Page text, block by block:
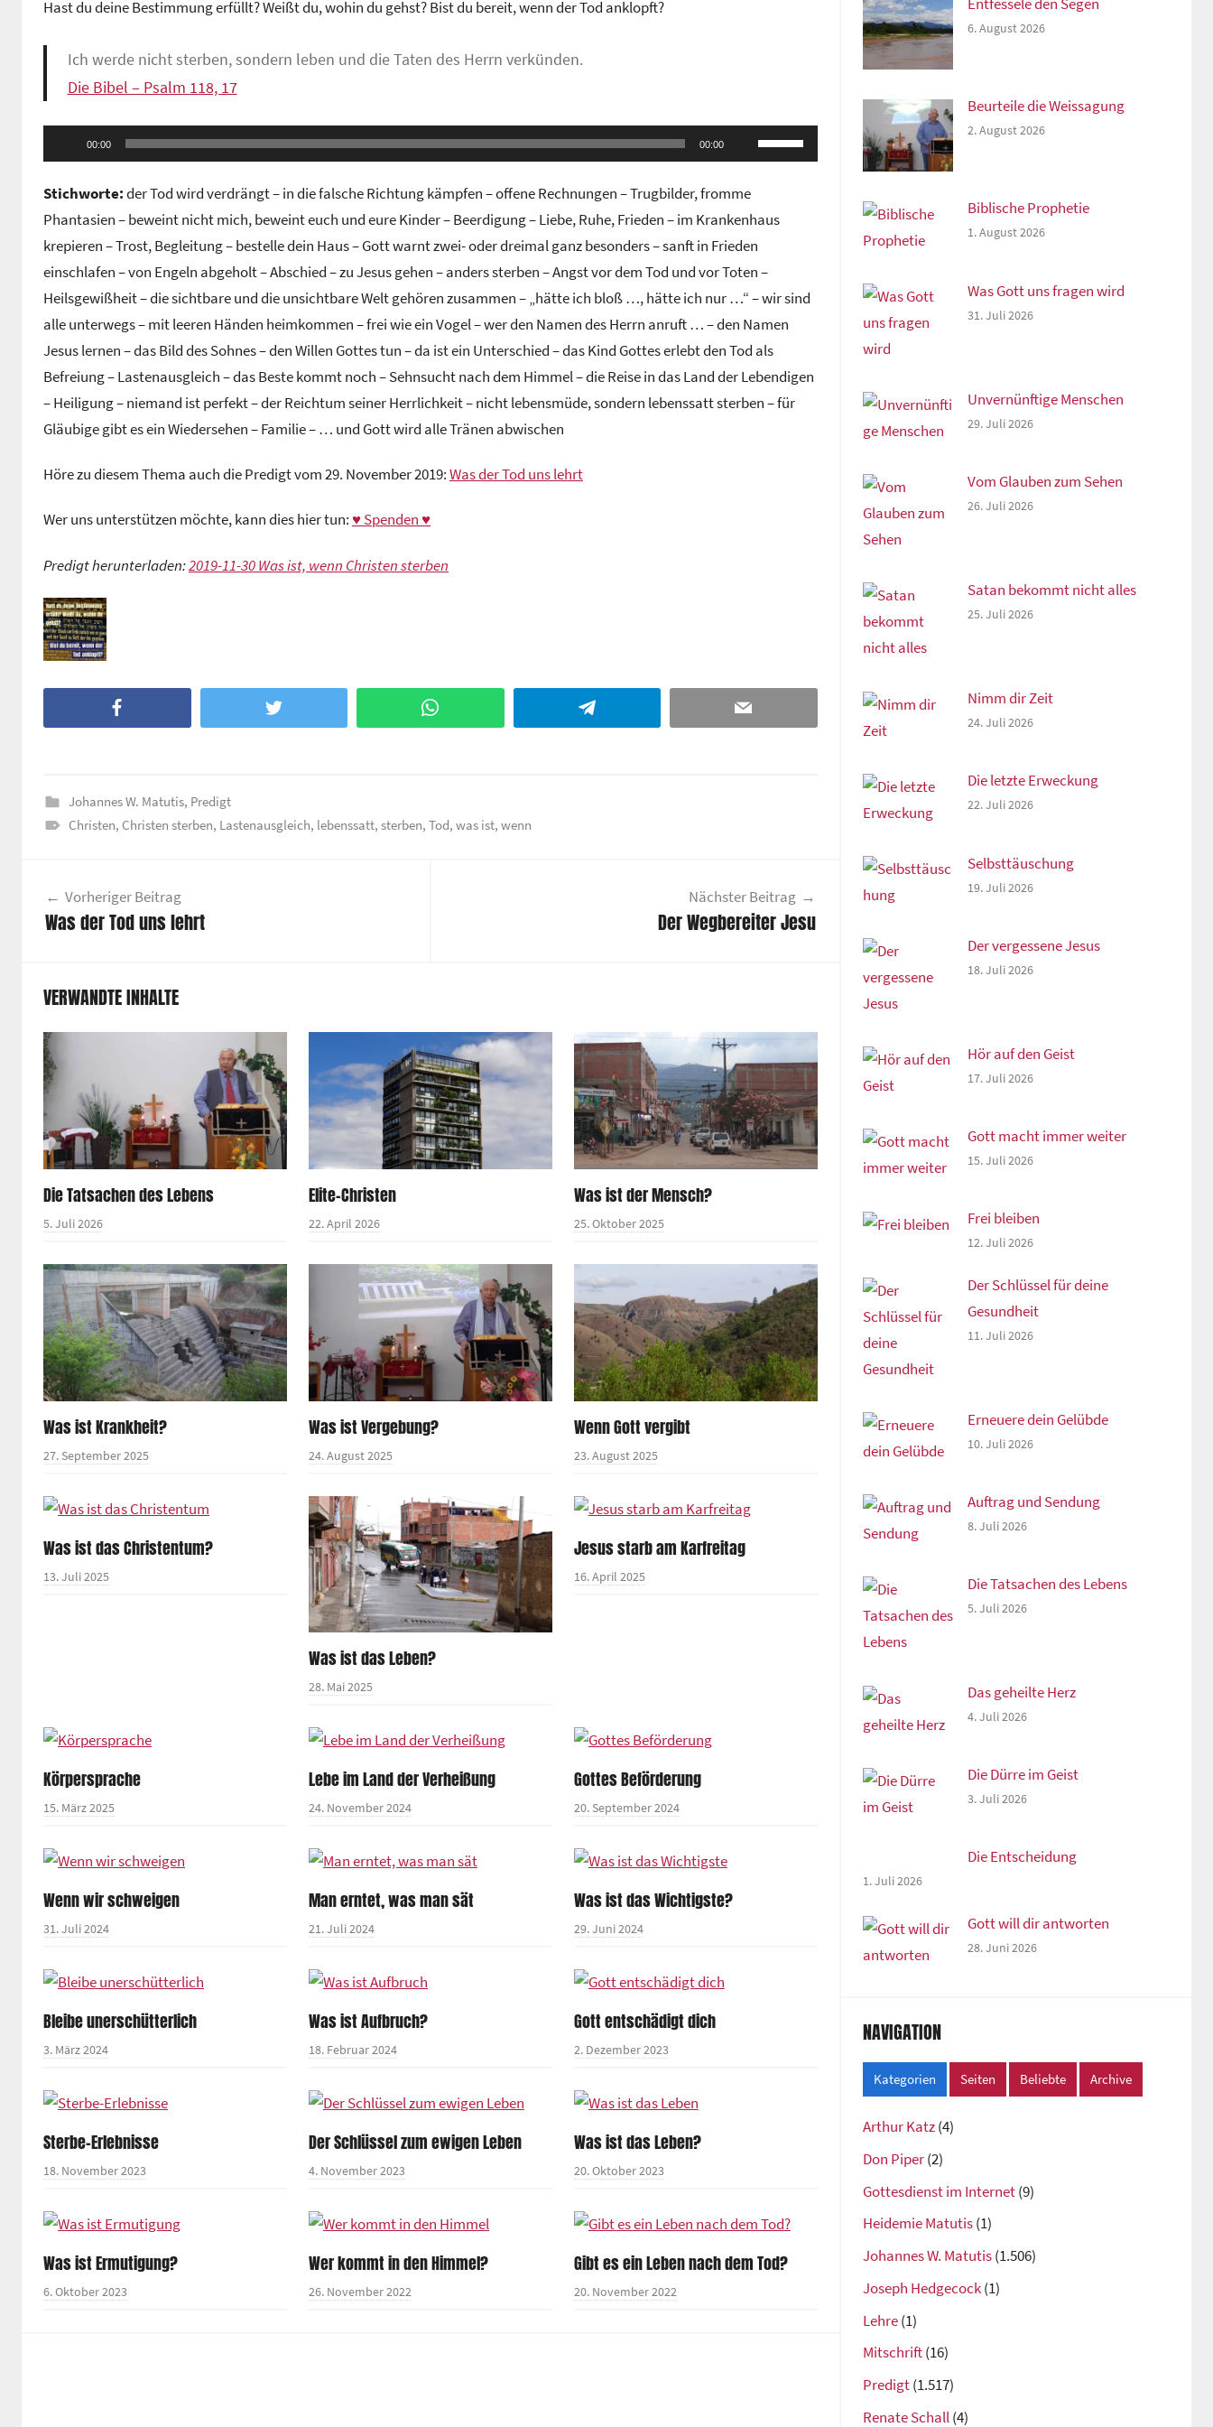
n
e
i
e
z
e
n
t
r
Hast du deine Bestimmung erfüllt? Weißt du, wohin du gehst? Bist du bereit, wenn der Tod anklopft?
Ich werde nicht sterben, sondern leben und die Taten des Herrn verkünden.
Die Bibel – Psalm 118, 17
Player
00:00 00:00
Pfeiltasten
Hoch/Runter
um
die
Lautstärke
zu
regeln.
Stichworte:der Tod wird verdrängt – in die falsche Richtung kämpfen – offene Rechnungen – Trugbilder, fromme
Phantasien – beweint nicht mich, beweint euch und eure Kinder – Beerdigung – Liebe, Ruhe, Frieden – im Krankenhaus
krepieren – Trost, Begleitung – bestelle dein Haus – Gott warnt zwei- oder dreimal ganz besonders – sanft in Frieden
einschlafen – von Engeln abgeholt – Abschied – zu Jesus gehen – anders sterben – Angst vor dem Tod und vor Toten –
Heilsgewißheit – die sichtbare und die unsichtbare Welt gehören zusammen – „hätte ich bloß …, hätte ich nur …“ – wir sind
alle unterwegs – mit leeren Händen heimkommen – frei wie ein Vogel – wer den Namen des Herrn anruft … – den Namen
Jesus lernen – das Bild des Sohnes – den Willen Gottes tun – da ist ein Unterschied – das Kind Gottes erlebt den Tod als
Befreiung – Lastenausgleich – das Beste kommt noch – Sehnsucht nach dem Himmel – die Reise in das Land der Lebendigen
– Heiligung – niemand ist perfekt – der Reichtum seiner Herrlichkeit – nicht lebensmüde, sondern lebenssatt sterben – für
Gläubige gibt es ein Wiedersehen – Familie – … und Gott wird alle Tränen abwischen
Höre zu diesem Thema auch die Predigt vom 29. November 2019:Was der Tod uns lehrt
Wer uns unterstützen möchte, kann dies hier tun: ♥ Spenden ♥
Predigt herunterladen:2019-11-30 Was ist, wenn Christen sterben
Twitter WhatsApp Telegram Email
Johannes W. Matutis, Predigt
Christen, Christen sterben, Lastenausgleich, lebenssatt, sterben, Tod, was ist, wenn
Vorheriger Beitrag
Was der Tod uns lehrt
Nächster Beitrag
Der Wegbereiter Jesu
VERWANDTE INHALTE
Die Tatsachen des Lebens
5. Juli 2026
Elite-Christen
22. April 2026
Was ist der Mensch?
25. Oktober 2025
Was ist Krankheit?
27. September 2025
Was ist Vergebung?
24. August 2025
Wenn Gott vergibt
23. August 2025
Was ist das Christentum?
13. Juli 2025
Was ist das Leben?
28. Mai 2025
Jesus starb am Karfreitag
16. April 2025
Körpersprache
15. März 2025
Lebe im Land der Verheißung
24. November 2024
Gottes Beförderung
20. September 2024
Wenn wir schweigen
31. Juli 2024
Man erntet, was man sät
21. Juli 2024
Was ist das Wichtigste?
29. Juni 2024
Bleibe unerschütterlich
3. März 2024
Was ist Aufbruch?
18. Februar 2024
Gott entschädigt dich
2. Dezember 2023
Sterbe-Erlebnisse
18. November 2023
Der Schlüssel zum ewigen Leben
4. November 2023
Was ist das Leben?
20. Oktober 2023
Was ist Ermutigung?
6. Oktober 2023
Wer kommt in den Himmel?
26. November 2022
Gibt es ein Leben nach dem Tod?
20. November 2022
6. August 2026
Beurteile die Weissagung
2. August 2026
Biblische Prophetie
1. August 2026
Was Gott uns fragen wird
31. Juli 2026
Unvernünftige Menschen
29. Juli 2026
Vom Glauben zum Sehen
26. Juli 2026
Satan bekommt nicht alles
25. Juli 2026
Nimm dir Zeit
24. Juli 2026
Die letzte Erweckung
22. Juli 2026
Selbsttäuschung
19. Juli 2026
Der vergessene Jesus
18. Juli 2026
Hör auf den Geist
17. Juli 2026
Gott macht immer weiter
15. Juli 2026
Frei bleiben
12. Juli 2026
Der Schlüssel für deine
Gesundheit
11. Juli 2026
Erneuere dein Gelübde
10. Juli 2026
Auftrag und Sendung
8. Juli 2026
Die Tatsachen des Lebens
5. Juli 2026
Das geheilte Herz
4. Juli 2026
Die Dürre im Geist
3. Juli 2026
Die Entscheidung
1. Juli 2026
Gott will dir antworten
28. Juni 2026
NAVIGATION
Kategorien Seiten Beliebte Archive
Arthur Katz(4)
Don Piper(2)
Gottesdienst im Internet(9)
Heidemie Matutis(1)
Johannes W. Matutis(1.506)
Joseph Hedgecock(1)
Lehre(1)
Mitschrift(16)
Predigt(1.517)
Renate Schall(4)